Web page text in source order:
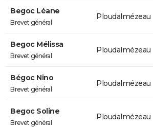
Begoc Léane
Brevet général
Ploudalmézeau
Begoc Mélissa
Brevet général
Ploudalmézeau
Bégoc Nino
Brevet général
Ploudalmézeau
Begoc Soline
Brevet général
Ploudalmézeau